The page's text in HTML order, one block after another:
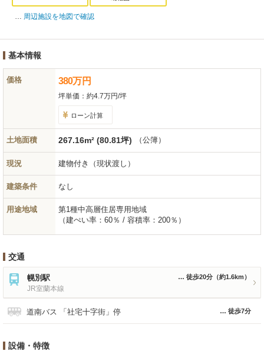
周辺施設を地図で確認
基本情報
価格 380万円
坪単価： 約4.7万円/坪
ローン計算
土地面積 267.16m² (80.81坪) （公簿）
現況 建物付き（現状渡し）
建築条件 なし
用途地域
第1種中高層住居専用地域
（建ぺい率：60％ / 容積率：200％）
交通
幌別駅
JR室蘭本線
徒歩20分 （約1.6km）
道南バス 「社宅十字街」停 徒歩7分
設備・特徴